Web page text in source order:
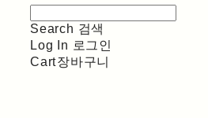
Search 검색
Log In 로그인
Cart장바구니